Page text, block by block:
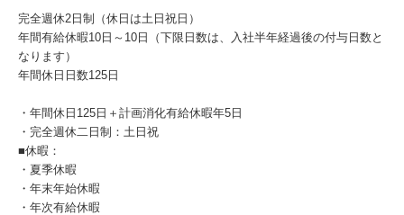
完全週休2日制（休日は土日祝日）
年間有給休暇10日～10日（下限日数は、入社半年経過後の付与日数と
なります）
年間休日日数125日
・年間休日125日＋計画消化有給休暇年5日
・完全週休二日制：土日祝
■休暇：
・夏季休暇
・年末年始休暇
・年次有給休暇